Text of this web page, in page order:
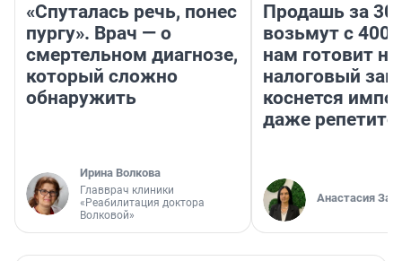
«Спуталась речь, понес
пургу». Врач — о
смертельном диагнозе,
который сложно
обнаружить
Ирина Волкова
Главврач клиники
«Реабилитация доктора
Волковой»
Продашь за
возьмут с
нам готовит
налоговый
коснется
даже
Анастасия